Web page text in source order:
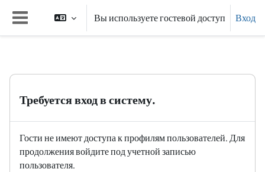
Перейти к основному содержанию
Боковая панель
Вы используете гостевой доступ Вход
Требуется вход в систему.
Гости не имеют доступа к профилям пользователей. Для
продолжения войдите под учетной записью
пользователя.